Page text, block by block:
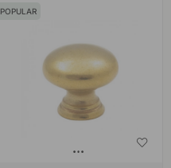
POPULAR